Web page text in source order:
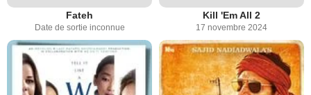
Fateh
Date de sortie inconnue
Kill 'Em All 2
17 novembre 2024